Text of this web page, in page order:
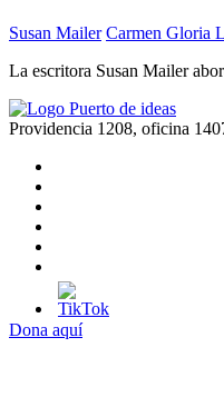
Susan Mailer Carmen Gloria
La escritora Susan Mailer
Providencia 1208, oficina
Dona aquí